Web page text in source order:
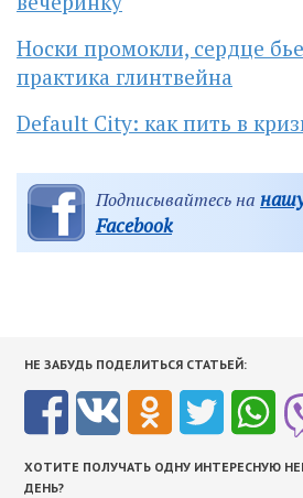
Носки промокли, сердце
практика глинтвейна
Default City: как пить в
Подписывайтесь на
Facebook
НЕ ЗАБУДЬ ПОДЕЛИТЬСЯ СТАТЬЕЙ:
ХОТИТЕ ПОЛУЧАТЬ ОДНУ ИНТЕРЕСНУЮ
ДЕНЬ?